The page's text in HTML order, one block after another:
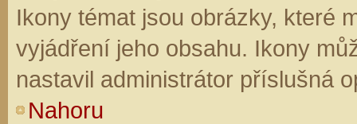
Ikony témat jsou obrázky, které
vyjádření jeho obsahu. Ikony
nastavil administrátor příslušná
Nahoru